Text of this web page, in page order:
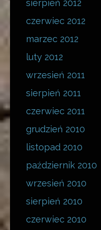
sierpień 2012
czerwiec 2012
marzec 2012
luty 2012
wrzesień 2011
sierpień 2011
czerwiec 2011
grudzień 2010
listopad 2010
październik 2010
wrzesień 2010
sierpień 2010
czerwiec 2010